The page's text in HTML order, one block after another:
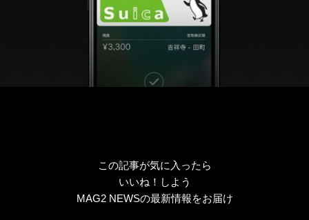
この記事が気に入ったら
いいね！しよう
MAG2 NEWSの最新情報をお届け